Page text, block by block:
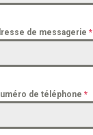
de messagerie *
de téléphone*